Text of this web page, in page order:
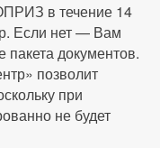
в течение 14
Если нет — Вам
документов.
позволит
при
не будет